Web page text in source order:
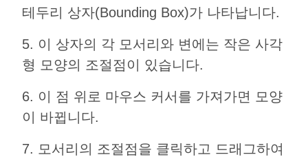
테두리 상자(Bounding Box)가 나타납니다.
5. 이 상자의 각 모서리와 변에는 작은 사각
형 모양의 조절점이 있습니다.
6. 이 점 위로 마우스 커서를 가져가면 모양
이 바뀝니다.
7. 모서리의 조절점을 클릭하고 드래그하여